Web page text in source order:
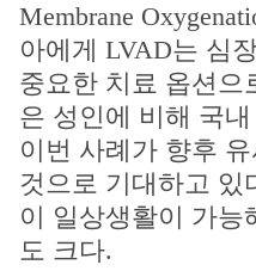
Membrane
아에게 LVAD는 심
중요한 치료 옵션으
은 성인에 비해 국
이번 사례가 향후
것으로 기대하고 있
이 일상생활이 가능
도 크다.